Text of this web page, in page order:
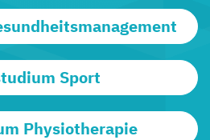
Sport
Physiotherapie